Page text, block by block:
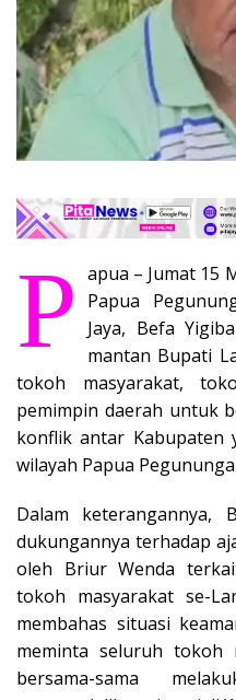
P apua – Jumat 15
Papua
Jaya, Befa
mantan Bupati
tokoh masyarakat,
pemimpin daerah untuk
konflik antar Kabupaten
wilayah Papua
Dalam keterangannya,
dukungannya terhadap
oleh Briur Wenda
tokoh masyarakat se-
membahas situasi
meminta seluruh tokoh
bersama-sama